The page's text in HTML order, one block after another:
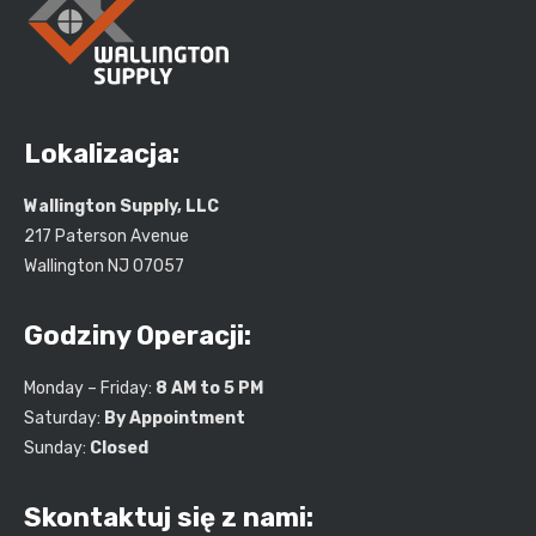
Lokalizacja:
Wallington Supply, LLC
217 Paterson Avenue
Wallington NJ 07057
Godziny Operacji:
Monday – Friday: 8 AM to 5 PM
Saturday: By Appointment
Sunday: Closed
Skontaktuj się z nami: